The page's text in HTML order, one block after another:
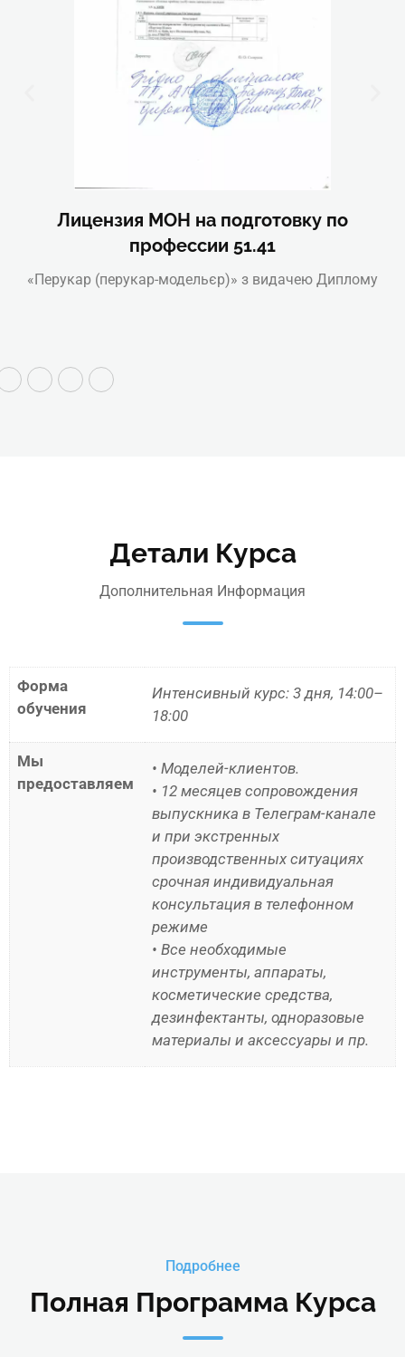
Лицензия МОН на подготовку по
профессии 51.41
«Перукар (перукар-модельєр)» з видачею Диплому
Детали Курса
Дополнительная Информация
Форма
обучения
Интенсивный курс: 3 дня, 14:00–
18:00
Мы
предоставляем
• Моделей-клиентов.
• 12 месяцев сопровождения
выпускника в Телеграм-канале
и при экстренных
производственных ситуациях
срочная индивидуальная
консультация в телефонном
режиме
• Все необходимые
инструменты, аппараты,
косметические средства,
дезинфектанты, одноразовые
материалы и аксессуары и пр.
Подробнее
Полная Программа Курса